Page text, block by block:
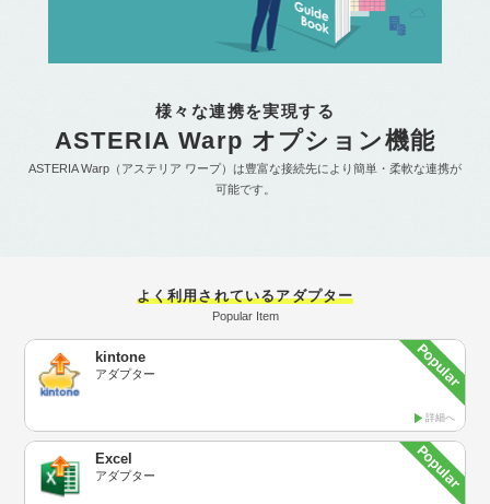
様々な連携を実現する
ASTERIA Warp オプション機能
ASTERIA Warp（アステリア ワープ）は豊富な接続先により簡単・柔軟な連携が
可能です。
よく利用されているアダプター
Popular Item
kintone
アダプター
詳細へ
Excel
アダプター